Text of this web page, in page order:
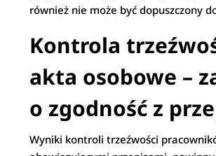
również nie może być dopuszczony
Kontrola
akta osobowe –
o zgodność z
Wyniki kontroli trzeźwości